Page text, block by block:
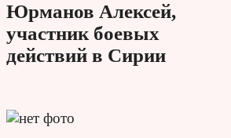
Юрманов Алексей,
участник боевых
действий в Сирии